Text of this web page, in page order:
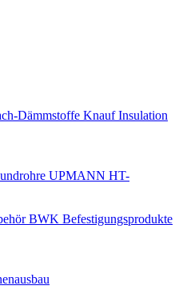
Dämmstoffe Knauf Insulation
UPMANN HT-
BWK Befestigungsprodukte